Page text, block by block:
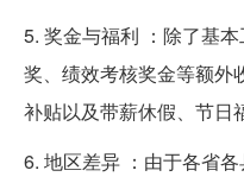
5. 奖金与福利 ：除了基
奖、绩效考核奖金等额外
补贴以及带薪休假、节日
6. 地区差异 ：由于各省